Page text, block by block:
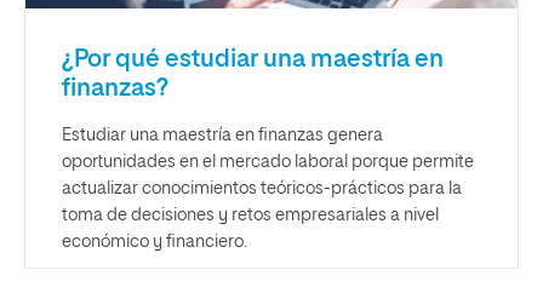
¿Por qué estudiar una maestría en
finanzas?
Estudiar una maestría en finanzas genera
oportunidades en el mercado laboral porque permite
actualizar conocimientos teóricos-prácticos para la
toma de decisiones y retos empresariales a nivel
económico y financiero.